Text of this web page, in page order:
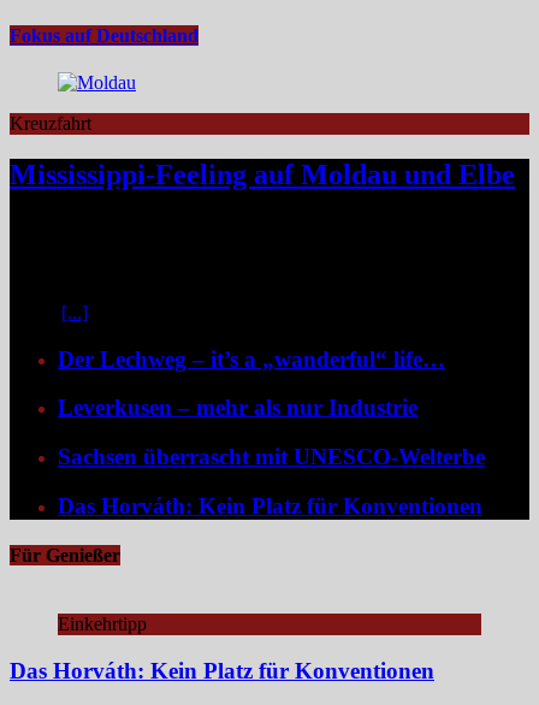
Fokus auf Deutschland
Kreuzfahrt
Mississippi-Feeling auf Moldau und Elbe
[...]
Der Lechweg – it’s a „wanderful“ life…
Leverkusen – mehr als nur Industrie
Sachsen überrascht mit UNESCO-Welterbe
Das Horváth: Kein Platz für Konventionen
Für Genießer
Einkehrtipp
Das Horváth: Kein Platz für Konventionen